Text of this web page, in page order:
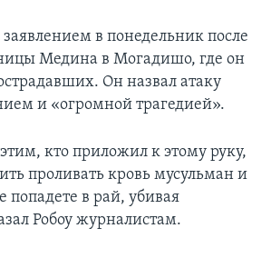
заявлением в понедельник после
Медина в Могадишо, где он
Он назвал атаку
и «огромной трагедией».
этим, кто приложил к этому руку,
проливать кровь мусульман и
попадете в рай, убивая
Робоу журналистам.